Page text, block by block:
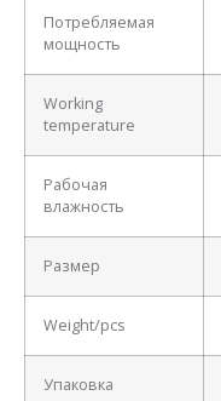
Потребляемая
мощность
Working
temperature
Рабочая
влажность
Размер
Weight/pcs
Упаковка